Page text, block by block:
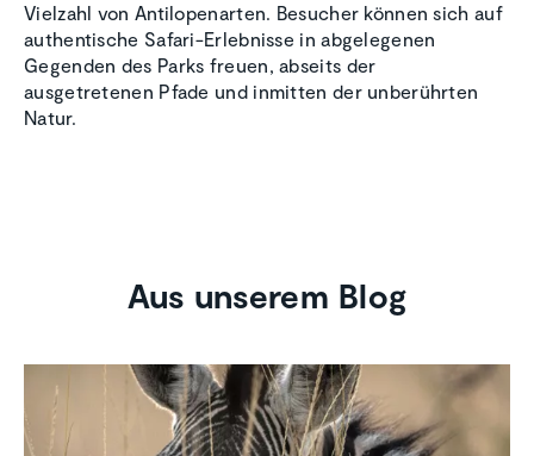
Vielzahl von Antilopenarten. Besucher können sich auf
authentische Safari-Erlebnisse in abgelegenen
Gegenden des Parks freuen, abseits der
ausgetretenen Pfade und inmitten der unberührten
Natur.
Aus unserem Blog